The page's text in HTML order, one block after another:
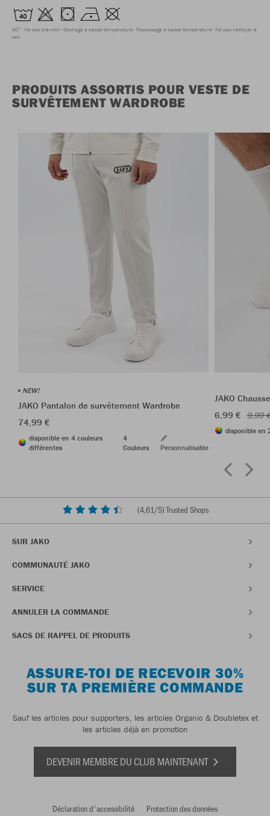
40° Ne pas blanchir Séchage à basse température Repassage à basse température Ne pas nettoyer à
sec
PRODUITS ASSORTIS POUR VESTE DE
SURVÊTEMENT WARDROBE
NEW!
JAKO Pantalon de survêtement Wardrobe
74,99 €
disponible en 4 couleurs
différentes
4
Couleurs
Personnalisable
JAKO
6,99 € 9,99
disponible en
(4,61/5) Trusted Shops
SUR JAKO
COMMUNAUTÉ JAKO
SERVICE
ANNULER LA COMMANDE
SACS DE RAPPEL DE PRODUITS
ASSURE-TOI DE RECEVOIR 30%
SUR TA PREMIÈRE COMMANDE
Sauf les articles pour supporters, les articles Organic & Doubletex et
les articles déjà en promotion
DEVENIR MEMBRE DU CLUB MAINTENANT
Déclaration d'accessibilité Protection des données